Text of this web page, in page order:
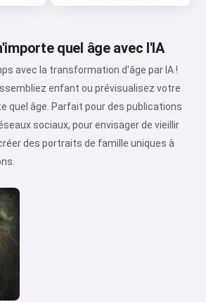
quel âge avec l'IA
avec la transformation d'âge par IA !
enfant ou prévisualisez votre
quel âge. Parfait pour des publications
sociaux, pour envisager de vieillir
des portraits de famille uniques à